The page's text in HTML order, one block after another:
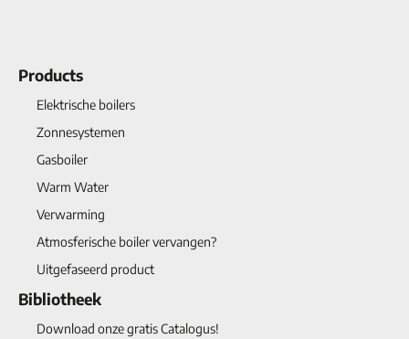
Products
Elektrische boilers
Zonnesystemen
Gasboiler
Warm Water
Verwarming
Atmosferische boiler vervangen?
Uitgefaseerd product
Bibliotheek
Download onze gratis Catalogus!